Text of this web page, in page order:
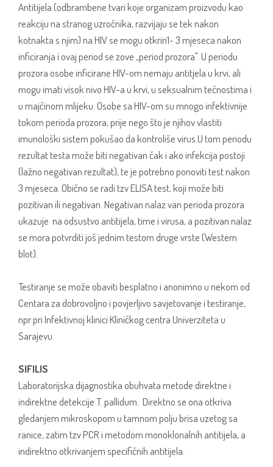
Antitijela (odbrambene tvari koje organizam proizvodu kao
reakciju na stranog uzročnika, razvijaju se tek nakon
kotnakta s njim) na HIV se mogu otkriri1- 3 mjeseca nakon
inficiranja i ovaj period se zove „period prozora". U periodu
prozora osobe inficirane HIV-om nemaju antitjela u krvi, ali
mogu imati visok nivo HIV-a u krvi, u seksualnim tečnostima i
u majčinom mlijeku. Osobe sa HIV-om su mnogo infektivnije
tokom perioda prozora, prije nego što je njihov vlastiti
imunološki sistem pokušao da kontroliše virus.U tom periodu
rezultat testa može biti negativan čak i ako infekcija postoji
(lažno negativan rezultat), te je potrebno ponoviti test nakon
3 mjeseca. Obično se radi tzv ELISA test, koji može biti
pozitivan ili negativan. Negativan nalaz van perioda prozora
ukazuje na odsustvo antitijela, time i virusa, a pozitivan nalaz
se mora potvrditi još jednim testom druge vrste (Western
blot).
Testiranje se može obaviti besplatno i anonimno u nekom od
Centara za dobrovoljno i povjerljivo savjetovanje i testiranje,
npr pri Infektivnoj klinici Kliničkog centra Univerziteta u
Sarajevu.
SIFILIS
Laboratorijska dijagnostika obuhvata metode direktne i
indirektne detekcije T. pallidum. Direktno se ona otkriva
gledanjem mikroskopom u tamnom polju brisa uzetog sa
ranice, zatim tzv PCR i metodom monoklonalnih antitijela, a
indirektno otkrivanjem specifičnih antitijela.